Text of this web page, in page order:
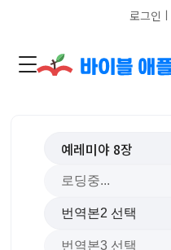
로그인 ㅣ
예레미야 8장